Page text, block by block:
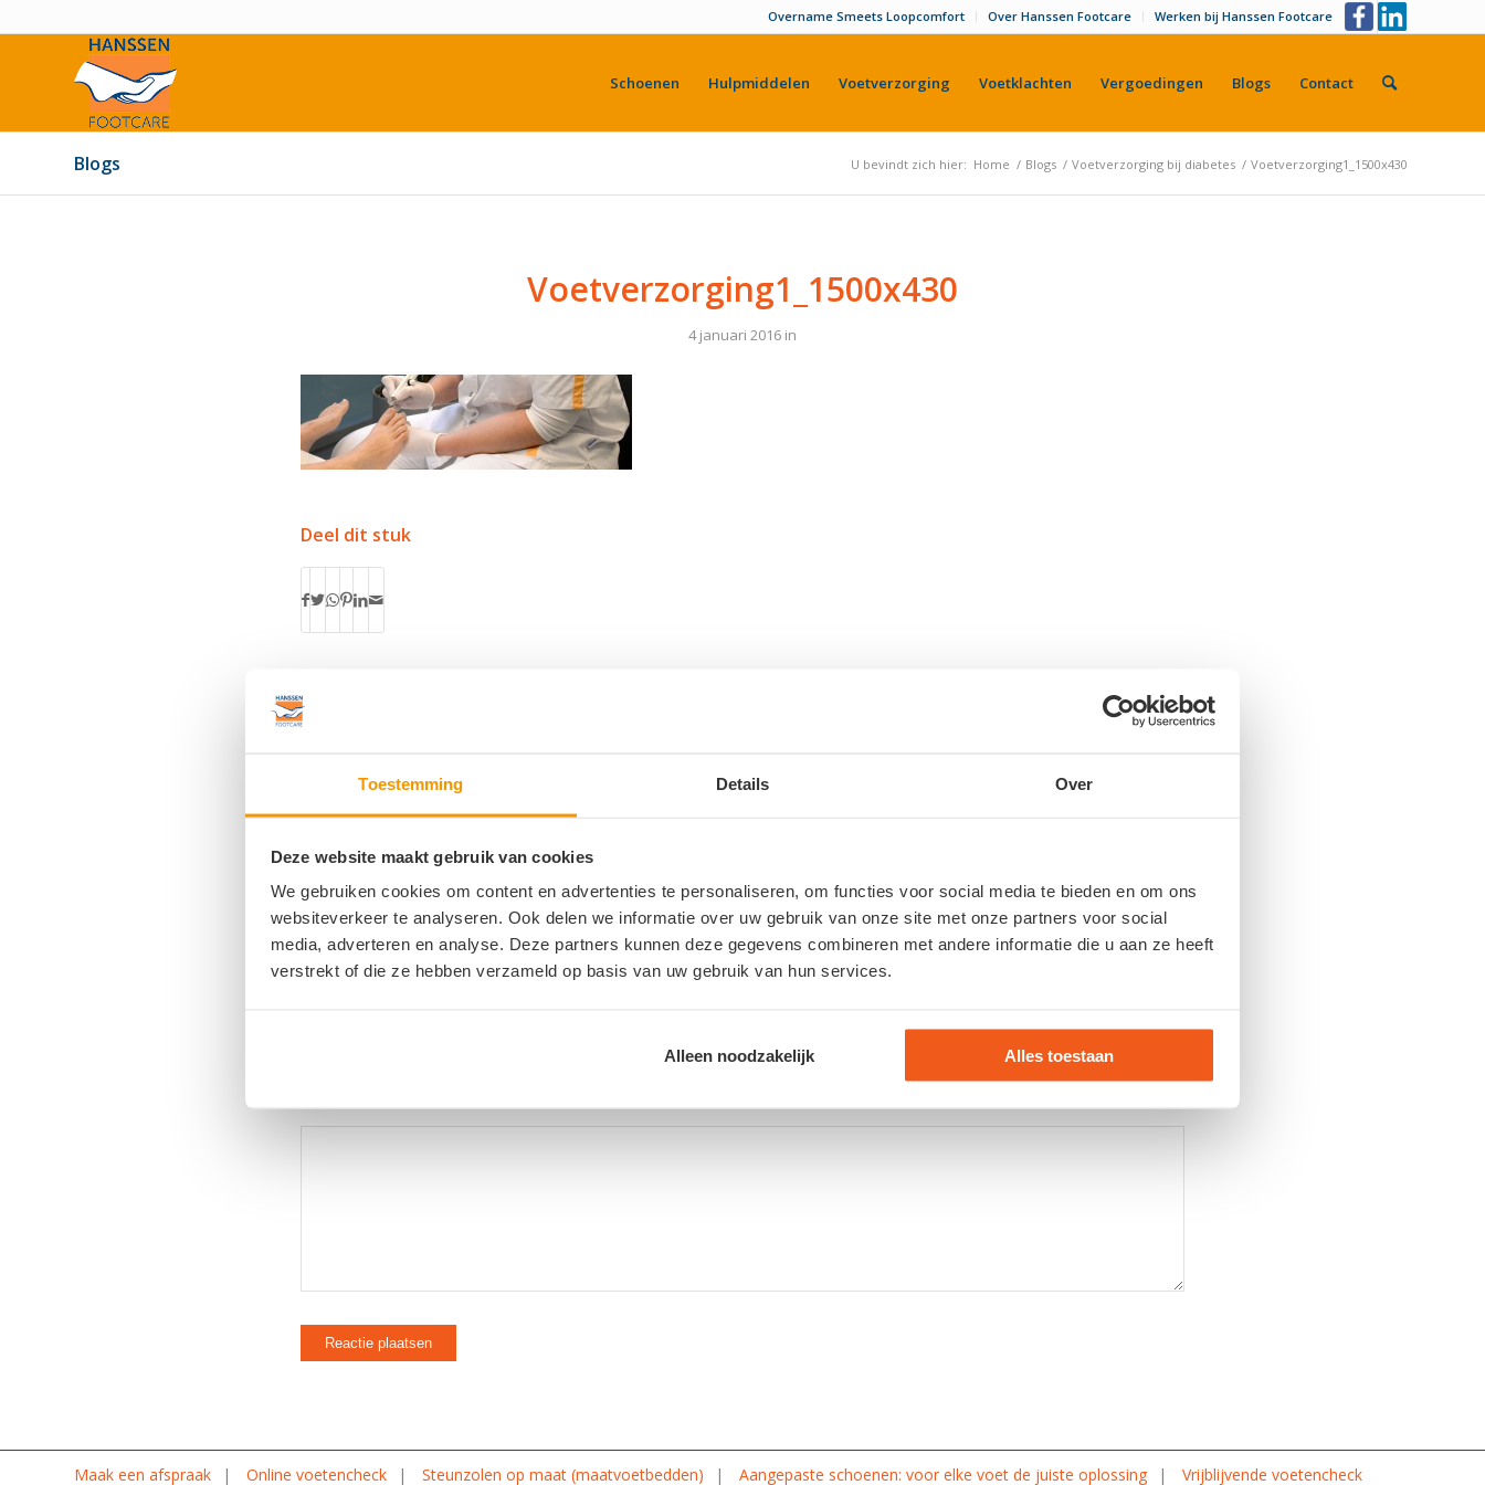
Toestemming Details Over
Deze website maakt gebruik van cookies
We gebruiken cookies om content en advertenties te personaliseren, om functies voor social media te bieden en om ons
websiteverkeer te analyseren. Ook delen we informatie over uw gebruik van onze site met onze partners voor social
media, adverteren en analyse. Deze partners kunnen deze gegevens combineren met andere informatie die u aan ze heeft
verstrekt of die ze hebben verzameld op basis van uw gebruik van hun services.
Alleen noodzakelijk Alles toestaan
Overname Smeets Loopcomfort Over Hanssen Footcare Werken bij Hanssen Footcare
Schoenen Hulpmiddelen Voetverzorging Voetklachten Vergoedingen Blogs Contact
Blogs U bevindt zich hier: Home / Blogs / Voetverzorging bij diabetes / Voetverzorging1_1500x430
Voetverzorging1_1500x430
4 januari 2016 in
Deel dit stuk
Plaats een Reactie
Meepraten?
Draag gerust bij!
Naam*
Maak een afspraak Online voetencheck Steunzolen op maat (maatvoetbedden) Aangepaste schoenen: voor elke voet de juiste oplossing Vrijblijvende voetencheck